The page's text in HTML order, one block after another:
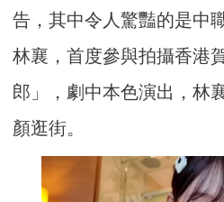
告，其中令人驚豔的是中
林襄，首度參與拍攝香港
郎」，劇中本色演出，林
顏逛街。